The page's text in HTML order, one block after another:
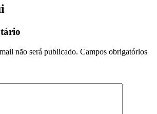
não será publicado. Campos obrigatórios